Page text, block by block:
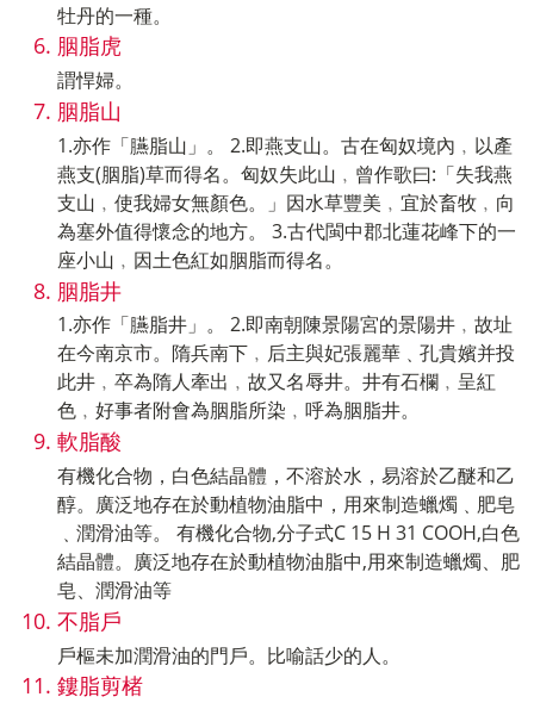
牡丹的一種。
胭脂虎
謂悍婦。
胭脂山
1.亦作「臙脂山」。 2.即燕支山。古在匈奴境內﹐以產
燕支(胭脂)草而得名。匈奴失此山﹐曾作歌曰:「失我燕
支山﹐使我婦女無顏色。」因水草豐美﹐宜於畜牧﹐向
為塞外值得懷念的地方。 3.古代閩中郡北蓮花峰下的一
座小山﹐因土色紅如胭脂而得名。
胭脂井
1.亦作「臙脂井」。 2.即南朝陳景陽宮的景陽井﹐故址
在今南京市。隋兵南下﹐后主與妃張麗華﹑孔貴嬪并投
此井﹐卒為隋人牽出﹐故又名辱井。井有石欄﹐呈紅
色﹐好事者附會為胭脂所染﹐呼為胭脂井。
軟脂酸
有機化合物，白色結晶體，不溶於水，易溶於乙醚和乙
醇。廣泛地存在於動植物油脂中，用來制造蠟燭﹑肥皂
﹑潤滑油等。 有機化合物,分子式C 15 H 31 COOH,白色
結晶體。廣泛地存在於動植物油脂中,用來制造蠟燭、肥
皂、潤滑油等
不脂戶
戶樞未加潤滑油的門戶。比喻話少的人。
鏤脂剪楮